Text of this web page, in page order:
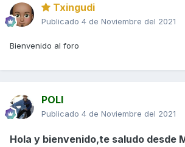
Txingudi
Publicado 4 de Noviembre del 2021
Bienvenido al foro
POLI
Publicado 4 de Noviembre del 2021
Hola y bienvenido,te saludo desde